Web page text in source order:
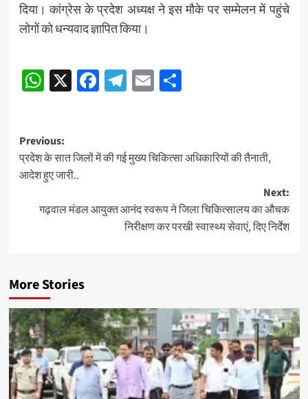
दिया। कांग्रेस के प्रदेश अध्यक्ष ने इस मौके पर सम्मेलन में पहुंचे
लोगों को धन्यवाद ज्ञापित किया।
Post
navigation
WhatsApp
X Facebook
Telegram
EmailShare
Post
navigation
Previous:
प्रदेश के सात जिलों में की गई मुख्य चिकित्सा अधिकारियों की तैनाती,
आदेश हुए जारी..
Next:
गढ़वाल मंडल आयुक्त आनंद स्वरूप ने जिला चिकित्सालय का औचक
निरीक्षण कर परखी स्वास्थ्य सेवाएं, दिए निर्देश
More Stories